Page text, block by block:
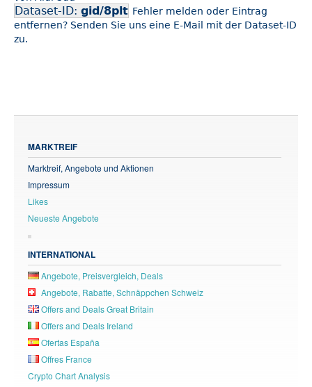
Dataset-ID: gid/8plt Fehler melden oder Eintrag
entfernen? Senden Sie uns eine E-Mail mit der Dataset-ID
zu.
MARKTREIF
Marktreif, Angebote und Aktionen
Impressum
Likes
Neueste Angebote
INTERNATIONAL
Angebote, Preisvergleich, Deals
Angebote, Rabatte, Schnäppchen Schweiz
Offers and Deals Great Britain
Offers and Deals Ireland
Ofertas España
Offres France
Crypto Chart Analysis